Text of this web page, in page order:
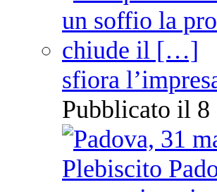
sfiora
Pubblicato il 8